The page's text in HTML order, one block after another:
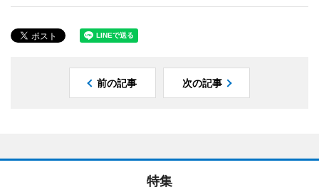
前の記事 次の記事
特集